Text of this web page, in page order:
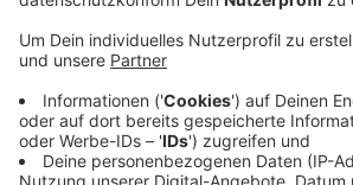
Die Lok muss nach der Fahrt zum